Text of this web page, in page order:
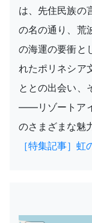
は、先住民族の
の名の通り、荒
の海運の要衝と
れたポリネシア
ととの出会い、
――リゾートア
のさまざまな魅
［特集記事］